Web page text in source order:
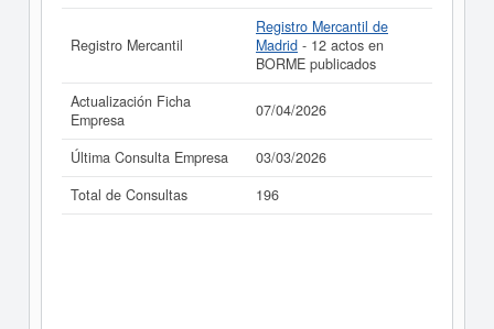
Registro Mercantil
Registro Mercantil de
Madrid - 12 actos en
BORME publicados
Actualización Ficha
Empresa
07/04/2026
Última Consulta Empresa
03/03/2026
Total de Consultas
196